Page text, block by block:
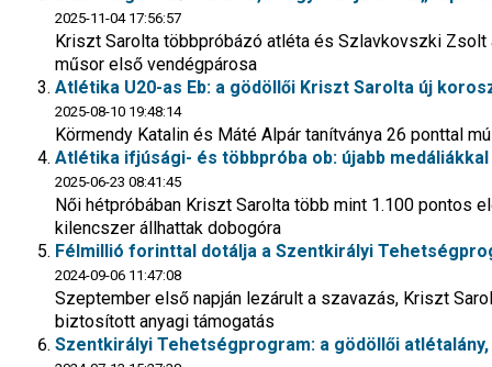
2025-11-04 17:56:57
Kriszt Sarolta többpróbázó atléta és Szlavkovszki
műsor első vendégpárosa
Atlétika U20-as Eb: a gödöllői Kriszt Sarolta új
2025-08-10 19:48:14
Körmendy Katalin és Máté Alpár tanítványa 26 ponttal
Atlétika ifjúsági- és többpróba ob: újabb
2025-06-23 08:41:45
Női hétpróbában Kriszt Sarolta több mint 1.100 pontos
kilencszer állhattak dobogóra
Félmillió forinttal dotálja a Szentkirályi
2024-09-06 11:47:08
Szeptember első napján lezárult a szavazás, Kriszt
biztosított anyagi támogatás
Szentkirályi Tehetségprogram: a gödöllői